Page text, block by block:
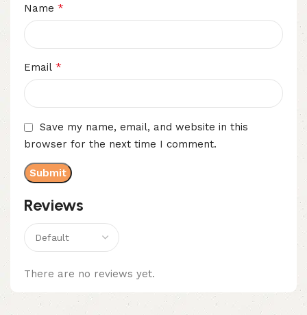
Reviews
There are no reviews yet.
Name *
Email *
Save my name, email, and website in this
browser for the next time I comment.